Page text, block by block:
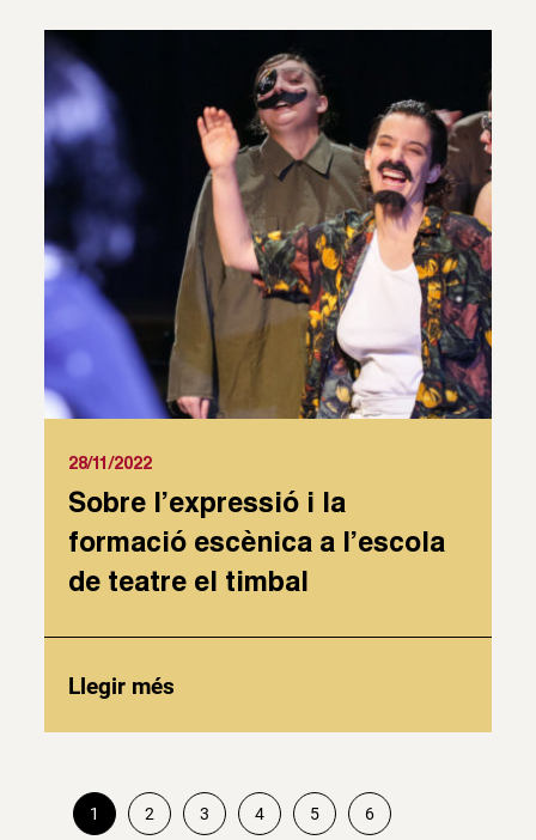
28/11/2022
Sobre l’expressió i la
formació escènica a l’escola
de teatre el timbal
Llegir més
1 2 3 4 5 6